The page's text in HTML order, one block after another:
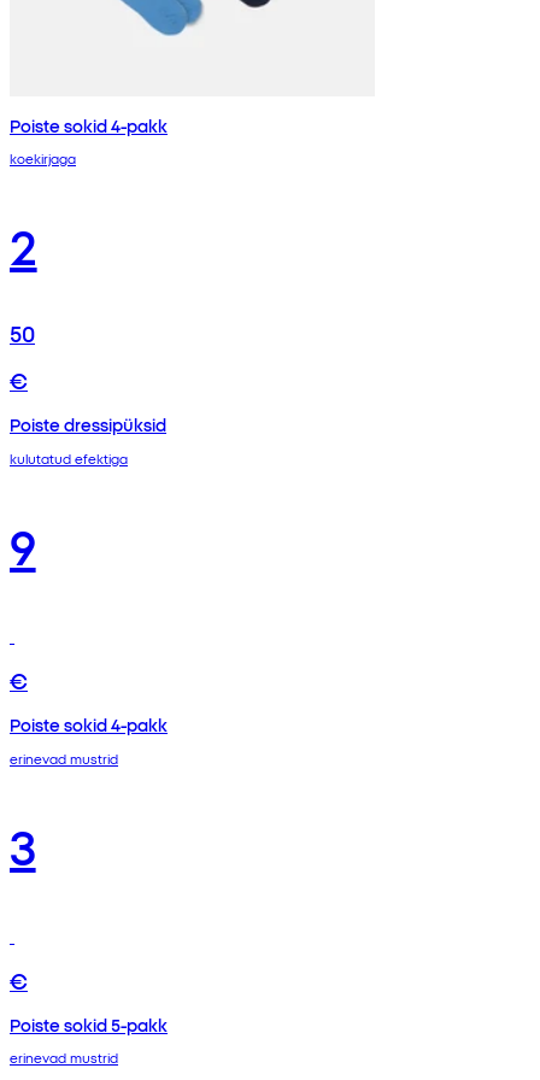
Poiste sokid 4-pakk
koekirjaga
2
50
€
Poiste dressipüksid
kulutatud efektiga
9
€
Poiste sokid 4-pakk
erinevad mustrid
3
€
Poiste sokid 5-pakk
erinevad mustrid